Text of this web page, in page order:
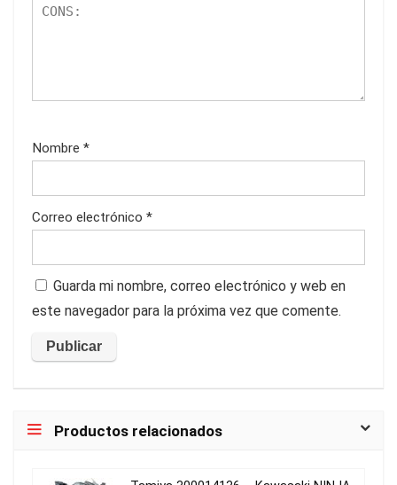
Nombre *
Correo electrónico *
Guarda mi nombre, correo electrónico y web en
este navegador para la próxima vez que comente.
Productos relacionados